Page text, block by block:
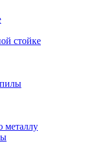
стойке
металлу